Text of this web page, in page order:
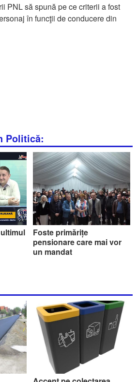
PNL să spună pe ce criterii a fost
în funcţii de conducere din
Politică:
Foste primărițe
pensionare care mai vor
un mandat